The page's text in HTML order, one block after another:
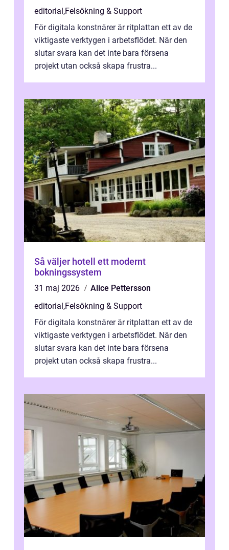
editorial,Felsökning & Support
För digitala konstnärer är ritplattan ett av de
viktigaste verktygen i arbetsflödet. När den
slutar svara kan det inte bara försena
projekt utan också skapa frustra...
Så väljer hotell ett modernt
bokningssystem
31 maj 2026
Alice Pettersson
editorial,Felsökning & Support
För digitala konstnärer är ritplattan ett av de
viktigaste verktygen i arbetsflödet. När den
slutar svara kan det inte bara försena
projekt utan också skapa frustra...